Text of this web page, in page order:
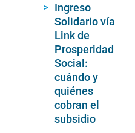
Ingreso
Solidario vía
Link de
Prosperidad
Social:
cuándo y
quiénes
cobran el
subsidio